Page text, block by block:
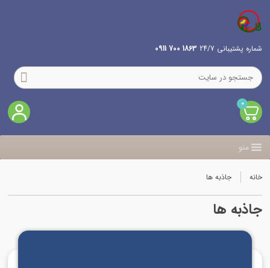
شماره پشتیبانی 24/7 1863 700 0911
0
منو
خانه جاذبه ها
جاذبه ها